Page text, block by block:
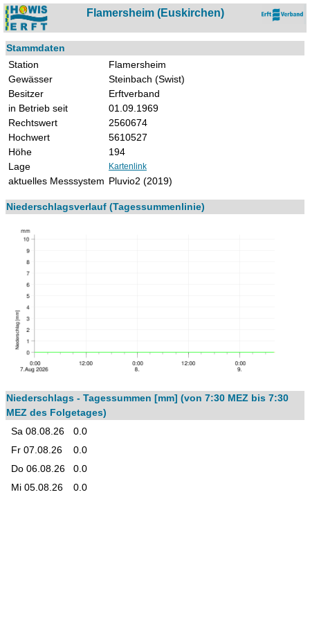
Flamersheim (Euskirchen)
Stammdaten
Station
Flamersheim
Gewässer
Steinbach (Swist)
Besitzer
Erftverband
in Betrieb seit
01.09.1969
Rechtswert
2560674
Hochwert
5610527
Höhe
194
Lage
Kartenlink
aktuelles Messsystem Pluvio2 (2019)
Niederschlagsverlauf (Tagessummenlinie)
Niederschlags - Tagessummen [mm] (von 7:30 MEZ bis 7:30
MEZ des Folgetages)
Sa 08.08.26
0.0
Fr 07.08.26
0.0
Do 06.08.26
0.0
Mi 05.08.26
0.0